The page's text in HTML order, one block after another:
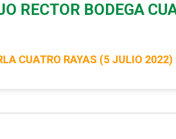
RECTOR BODEGA
CUATRO RAYAS (5 JULIO 2022)